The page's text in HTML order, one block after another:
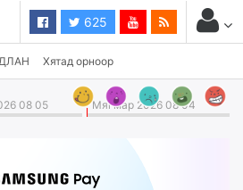
625
Хятад орноор
08 05 Мягмар 2026 08 04